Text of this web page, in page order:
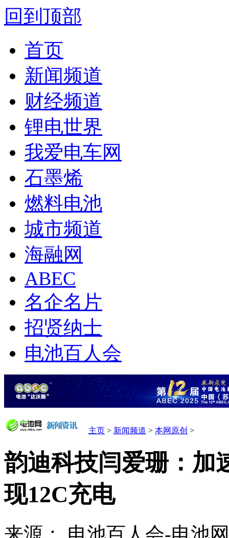
回到顶部
首页
新闻频道
财经频道
锂电世界
我爱电车网
石墨烯
燃料电池
城市频道
海融网
ABEC
名企名片
招贤纳士
电池百人会
主页 > 新闻频道 > 本网原创 >
韵迪科技闫爱珊：加
现12C充电